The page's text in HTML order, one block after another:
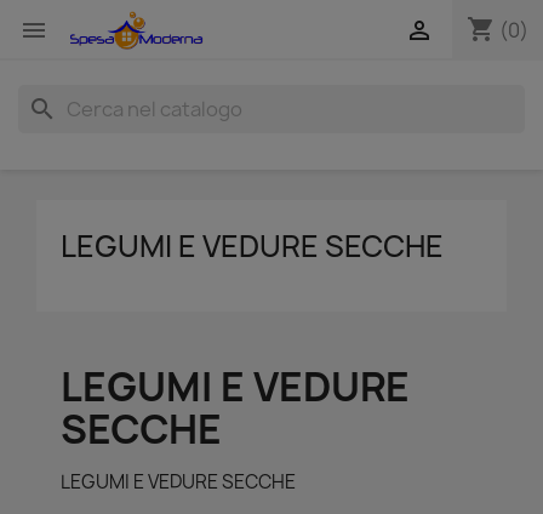
 shopping_cart (0)

search
LEGUMI E VEDURE SECCHE
LEGUMI E VEDURE
SECCHE
LEGUMI E VEDURE SECCHE